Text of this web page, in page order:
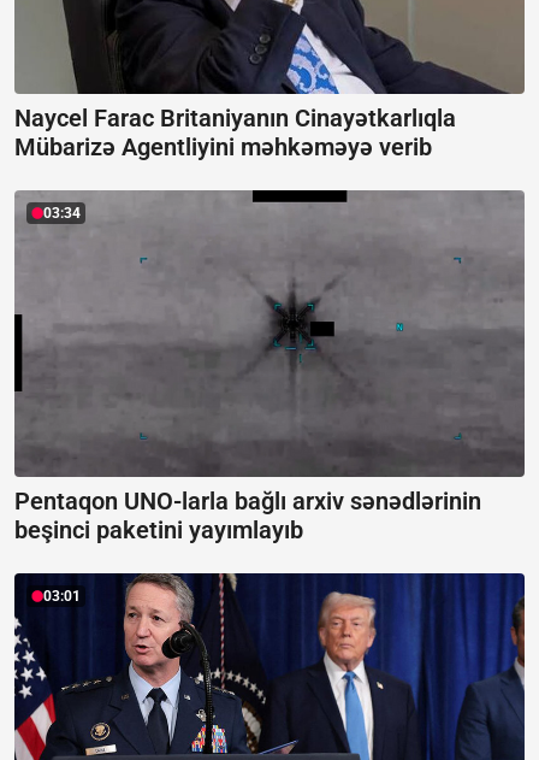
Naycel Farac Britaniyanın Cinayətkarlıqla
Mübarizə Agentliyini məhkəməyə verib
03:34
Pentaqon UNO-larla bağlı arxiv sənədlərinin
beşinci paketini yayımlayıb
03:01